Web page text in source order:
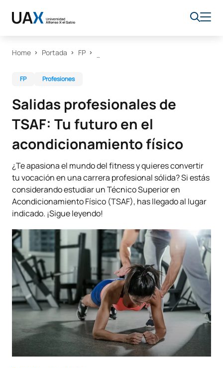
Home Portada FP
FP Profesiones
Salidas profesionales de
TSAF: Tu futuro en el
acondicionamiento físico
¿Te apasiona el mundo del fitness y quieres convertir
tu vocación en una carrera profesional sólida? Si estás
considerando estudiar un Técnico Superior en
Acondicionamiento Físico (TSAF), has llegado al lugar
indicado. ¡Sigue leyendo!